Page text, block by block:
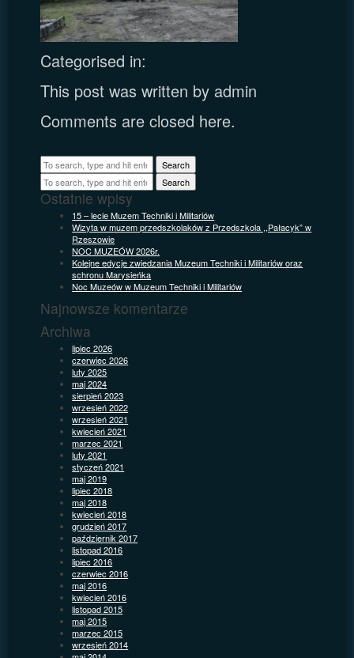
Categorised in:
This post was written by admin
Comments are closed here.
Search
Search
Ostatnie wpisy
15 – lecie Muzem Techniki i Militariów
Wizyta w muzem przedszkolaków z Przedszkola ,,Pałacyk” w
Rzeszowie
NOC MUZEÓW 2026r.
Kolejne edycje zwiedzania Muzeum Techniki i Militariów oraz
schronu Marysieńka
Noc Muzeów w Muzeum Techniki i Militariów
Najnowsze komentarze
Archiwa
lipiec 2026
czerwiec 2026
luty 2025
maj 2024
sierpień 2023
wrzesień 2022
wrzesień 2021
kwiecień 2021
marzec 2021
luty 2021
styczeń 2021
maj 2019
lipiec 2018
maj 2018
kwiecień 2018
grudzień 2017
październik 2017
listopad 2016
lipiec 2016
czerwiec 2016
maj 2016
kwiecień 2016
listopad 2015
maj 2015
marzec 2015
wrzesień 2014